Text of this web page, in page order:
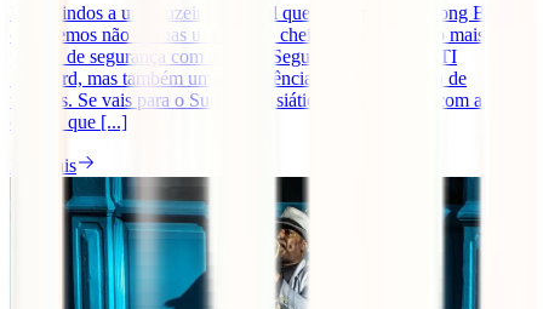
Bem-vindos a um cruzeiro especial que vai explorar Halong Bay,
oferecemos não apenas um serviço cheio de dicas, com o mais alto
padrão de segurança com o nosso Seguro de Viagens IATI
Standard, mas também uma experiência de fotos e leitura de
viagens. Se vais para o Sudoeste Asiático, parte sempre com a
certeza que [...]
Ler mais